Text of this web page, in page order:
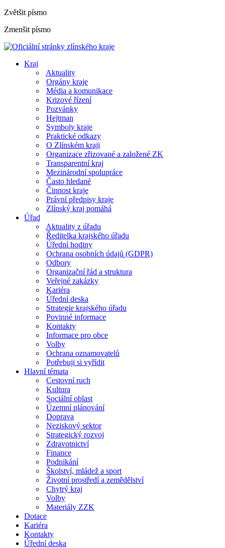
Zvětšit písmo
Zmenšit písmo
Kraj
Aktuality
Orgány kraje
Média a komunikace
Krizové řízení
Pozvánky
Hejtman
Symboly kraje
Praktické odkazy
O Zlínském kraji
Organizace zřizované a založené ZK
Transparentní kraj
Mezinárodní spolupráce
Často hledané
Činnost kraje
Právní předpisy kraje
Zlínský kraj pomáhá
Úřad
Aktuality z úřadu
Ředitelka krajského úřadu
Úřední hodiny
Ochrana osobních údajů (GDPR)
Odbory
Organizační řád a struktura
Veřejné zakázky
Kariéra
Úřední deska
Strategie krajského úřadu
Povinné informace
Kontakty
Informace pro obce
Volby
Ochrana oznamovatelů
Potřebuji si vyřídit
Hlavní témata
Cestovní ruch
Kultura
Sociální oblast
Územní plánování
Doprava
Neziskový sektor
Strategický rozvoj
Zdravotnictví
Finance
Podnikání
Školství, mládež a sport
Životní prostředí a zemědělství
Chytrý kraj
Volby
Materiály ZZK
Dotace
Kariéra
Kontakty
Úřední deska